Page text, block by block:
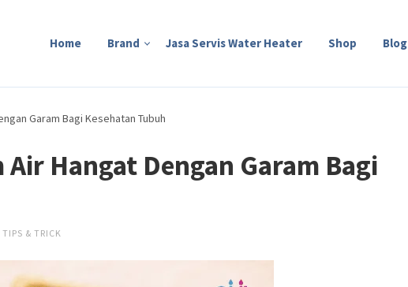
Home Brand Jasa Servis Water Heater Shop Blog
Garam Bagi Kesehatan Tubuh
Hangat Dengan Garam Bagi
TIPS & TRICK